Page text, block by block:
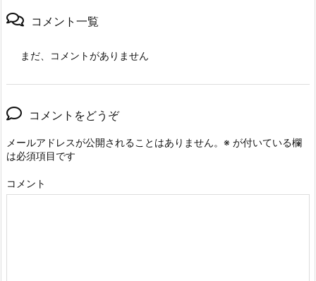
コメント一覧
まだ、コメントがありません
コメントをどうぞ
メールアドレスが公開されることはありません。 ※ が付いている欄
は必須項目です
コメント